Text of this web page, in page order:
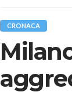
CRONACA